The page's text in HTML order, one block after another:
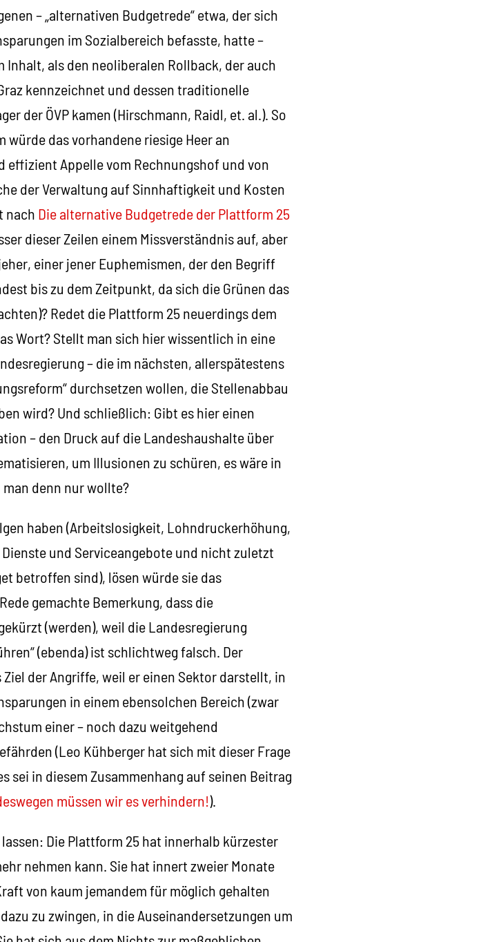
– „alternativen Budgetrede“ etwa, der sich
im Sozialbereich befasste, hatte –
als den neoliberalen Rollback, der auch
kennzeichnet und dessen traditionelle
der ÖVP kamen (Hirschmann, Raidl, et. al.). So
würde das vorhandene riesige Heer an
effizient Appelle vom Rechnungshof und von
der Verwaltung auf Sinnhaftigkeit und Kosten
nach Die alternative Budgetrede der Plattform 25
dieser Zeilen einem Missverständnis auf, aber
einer jener Euphemismen, der den Begriff
bis zu dem Zeitpunkt, da sich die Grünen das
Redet die Plattform 25 neuerdings dem
Wort? Stellt man sich hier wissentlich in eine
– die im nächsten, allerspätestens
durchsetzen wollen, die Stellenabbau
wird? Und schließlich: Gibt es hier einen
– den Druck auf die Landeshaushalte über
um Illusionen zu schüren, es wäre in
man denn nur wollte?
haben (Arbeitslosigkeit, Lohndruckerhöhung,
und Serviceangebote und nicht zuletzt
betroffen sind), lösen würde sie das
gemachte Bemerkung, dass die
(werden), weil die Landesregierung
(ebenda) ist schlichtweg falsch. Der
der Angriffe, weil er einen Sektor darstellt, in
in einem ebensolchen Bereich (zwar
einer – noch dazu weitgehend
(Leo Kühberger hat sich mit dieser Frage
sei in diesem Zusammenhang auf seinen Beitrag
müssen wir es verhindern!).
Die Plattform 25 hat innerhalb kürzester
nehmen kann. Sie hat innert zweier Monate
von kaum jemandem für möglich gehalten
zu zwingen, in die Auseinandersetzungen um